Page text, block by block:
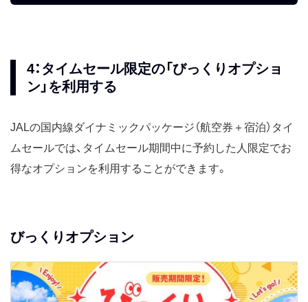
4：タイムセール限定の「びっくりオプショ
ン」を利用する
JALの国内線ダイナミックパッケージ（航空券＋宿泊）タイ
ムセールでは、タイムセール期間中に予約した人限定でお
得なオプションを利用することができます。
びっくりオプション